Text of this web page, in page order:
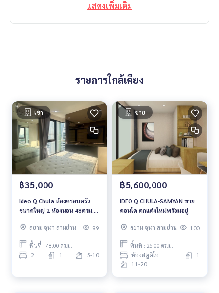
แสดงเพิ่มเติม
รายการใกล้เคียง
เช่า
฿35,000
Ideo Q Chula ห้องครอบครัว
ขนาดใหญ่ 2-ห้องนอน 48ตรม.
สยาม จุฬา สามย่าน
99
พื้นที่ : 48.00 ตร.ม.
2 1 5-10
ขาย
฿5,600,000
IDEO Q CHULA-SAMYAN ขาย
คอนโด ตกแต่งใหม่พร้อมอยู่
สยาม จุฬา สามย่าน 100
พื้นที่ : 25.00 ตร.ม.
ห้องสตูดิโอ
1
11-20